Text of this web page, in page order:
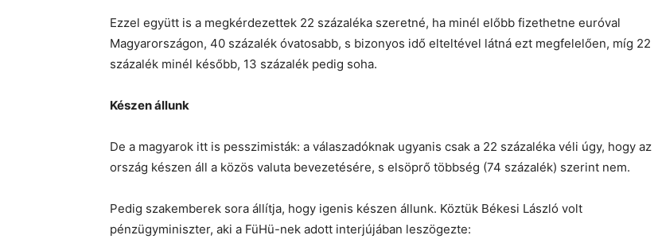
Ezzel együtt is a megkérdezettek 22 százaléka szeretné, ha minél előbb fizethetne euróval
Magyarországon, 40 százalék óvatosabb, s bizonyos idő elteltével látná ezt megfelelően, míg 22
százalék minél később, 13 százalék pedig soha.
Készen állunk
De a magyarok itt is pesszimisták: a válaszadóknak ugyanis csak a 22 százaléka véli úgy, hogy az
ország készen áll a közös valuta bevezetésére, s elsöprő többség (74 százalék) szerint nem.
Pedig szakemberek sora állítja, hogy igenis készen állunk. Köztük Békesi László volt
pénzügyminiszter, aki a FüHü-nek adott interjújában leszögezte: